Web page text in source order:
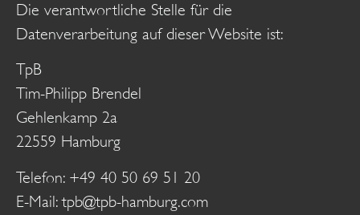
Die verantwortliche Stelle für die
Datenverarbeitung auf dieser Website ist:
TpB
Tim-Philipp Brendel
Gehlenkamp 2a
22559 Hamburg
Telefon: +49 40 50 69 51 20
E-Mail: tpb@tpb-hamburg.com